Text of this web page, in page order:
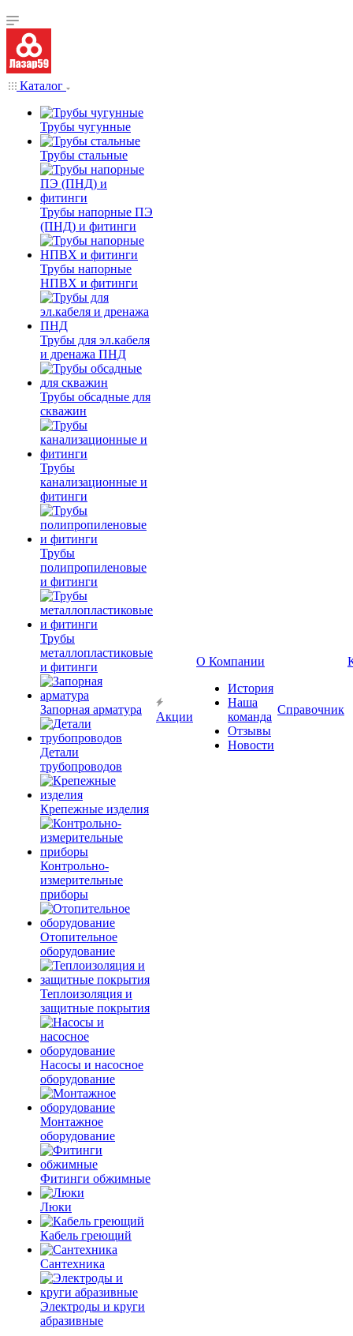
Каталог
Трубы чугунные
Трубы стальные
Трубы напорные ПЭ
(ПНД) и фитинги
Трубы напорные
НПВХ и фитинги
Трубы для эл.кабеля
и дренажа ПНД
Трубы обсадные для
скважин
Трубы
канализационные и
фитинги
Трубы
полипропиленовые
и фитинги
Трубы
металлопластиковые
и фитинги
Запорная арматура
Детали
трубопроводов
Крепежные изделия
Контрольно-
измерительные
приборы
Отопительное
оборудование
Теплоизоляция и
защитные покрытия
Насосы и насосное
оборудование
Монтажное
оборудование
Фитинги обжимные
Люки
Кабель греющий
Сантехника
Электроды и круги
абразивные
Акции
О Компании
История
Наша
команда
Отзывы
Новости
Справочник